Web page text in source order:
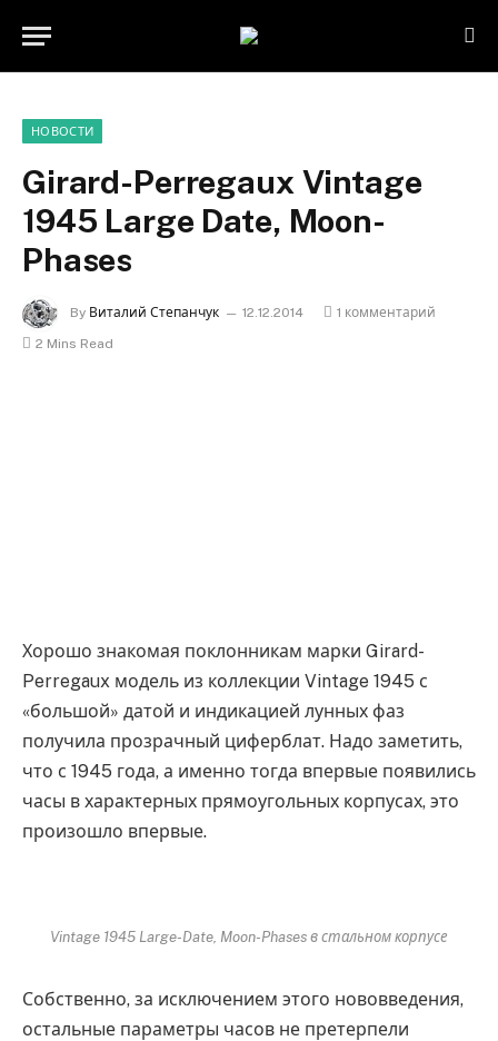
НОВОСТИ
Girard-Perregaux Vintage
1945 Large Date, Moon-
Phases
By Виталий Степанчук 12.12.2014
1 комментарий
2 Mins Read
Хорошо знакомая поклонникам марки Girard-
Perregaux модель из коллекции Vintage 1945 с
«большой» датой и индикацией лунных фаз
получила прозрачный циферблат. Надо заметить,
что с 1945 года, а именно тогда впервые появились
часы в характерных прямоугольных корпусах, это
произошло впервые.
Vintage 1945 Large-Date, Moon-Phases в стальном корпусе
Собственно, за исключением этого нововведения,
остальные параметры часов не претерпели